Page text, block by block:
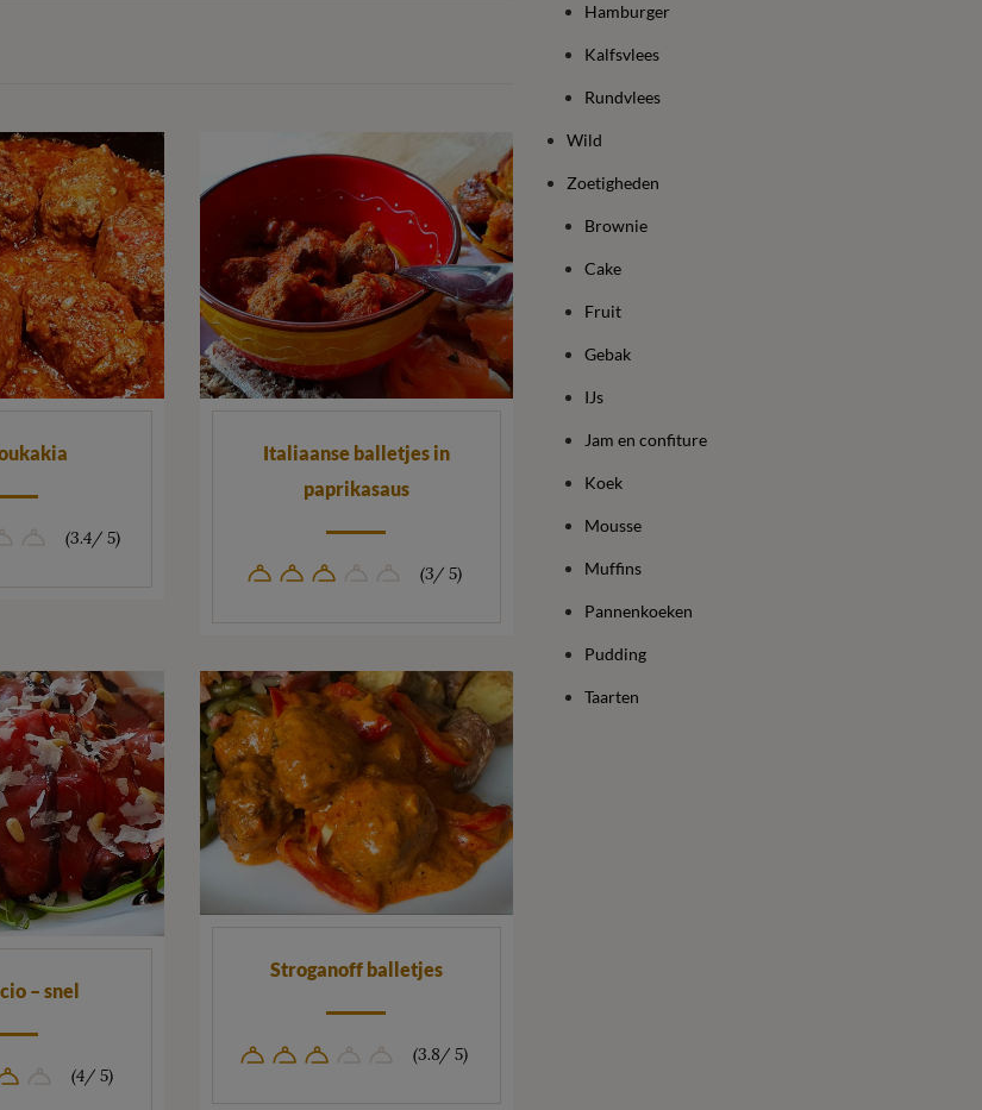
(3.4/ 5)
Italiaanse balletjes in
paprikasaus
(3/ 5)
– snel
(4/ 5)
Stroganoff balletjes
(3.8/ 5)
Hamburger
Kalfsvlees
Rundvlees
Wild
Zoetigheden
Brownie
Cake
Fruit
Gebak
IJs
Jam en confiture
Koek
Mousse
Muffins
Pannenkoeken
Pudding
Taarten